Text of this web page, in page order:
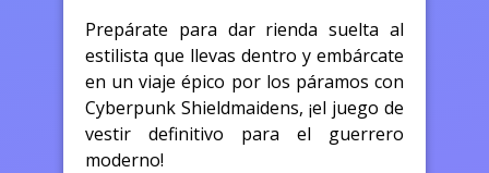
Prepárate para dar rienda suelta al
estilista que llevas dentro y embárcate
en un viaje épico por los páramos con
Cyberpunk Shieldmaidens, ¡el juego de
vestir definitivo para el guerrero
moderno!